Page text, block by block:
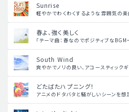
Sunrise
軽やかでわくわくするような雰囲気の楽
春よ、強く美しく
「テーマ曲：春なのでポジティブな
South Wind
爽やかでノリの良い、アコースティック
どたばたハプニング！
アニメのドタバタと騒がしいシーンを